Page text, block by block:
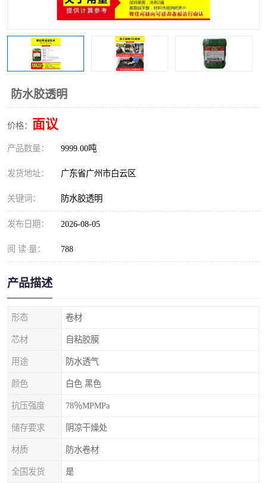
防水胶透明
价格： 面议
产品数量： 9999.00吨
发货地址： 广东省广州市白云区
关键词： 防水胶透明
发布日期： 2026-08-05
阅 读 量： 788
产品描述
形态 卷材
芯材 自粘胶膜
用途 防水透气
颜色 白色 黑色
抗压强度 78％MPMPa
储存要求 阴凉干燥处
材质 防水卷材
全国发货 是